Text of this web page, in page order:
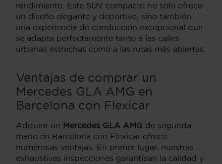
rendimiento. Este SUV compacto no solo ofrece
un diseño elegante y deportivo, sino también
una experiencia de conducción excepcional que
se adapta perfectamente tanto a las calles
urbanas estrechas como a las rutas más abiertas.
Ventajas de comprar un
Mercedes GLA AMG en
Barcelona con Flexicar
Adquirir un Mercedes GLA AMG de segunda
mano en Barcelona con Flexicar ofrece
numerosas ventajas. En primer lugar, nuestras
exhaustivas inspecciones garantizan la calidad y